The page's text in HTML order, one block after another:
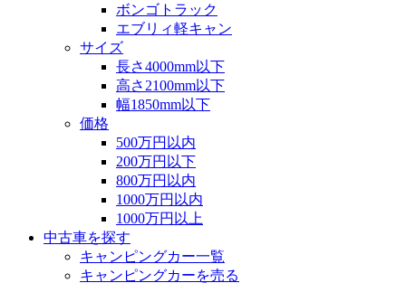
ボンゴトラック
エブリィ軽キャン
サイズ
長さ4000mm以下
高さ2100mm以下
幅1850mm以下
価格
500万円以内
200万円以下
800万円以内
1000万円以内
1000万円以上
中古車を探す
キャンピングカー一覧
キャンピングカーを売る